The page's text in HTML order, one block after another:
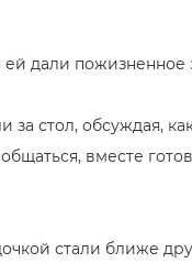
ей дали пожизненное
стол, обсуждая,
вместе
стали ближе